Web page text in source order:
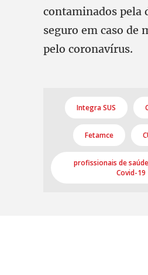
contaminados pela
seguro em caso de
pelo coronavírus.
Integra SUS
Fetamce
profissionais de
Covid-19